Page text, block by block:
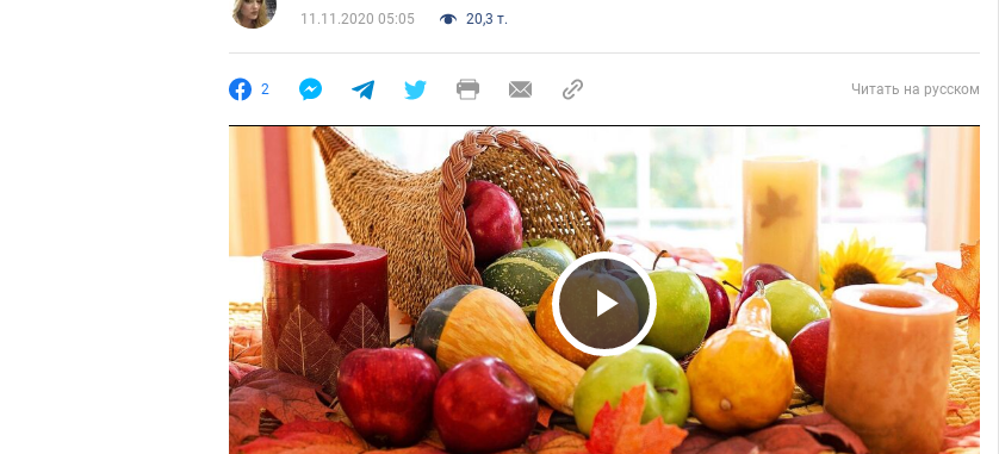
11.11.2020 05:05
20,3 т.
2 Читать на русском
Play Video